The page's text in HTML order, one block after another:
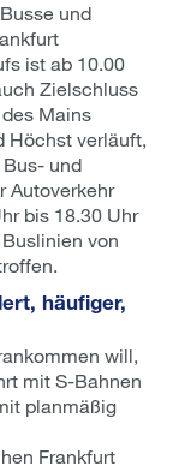
und
ist ab 10.00
Zielschluss
Mains
Höchst verläuft,
und
Autoverkehr
bis 18.30 Uhr
von
häufiger,
will,
mit S-Bahnen
planmäßig
Frankfurt